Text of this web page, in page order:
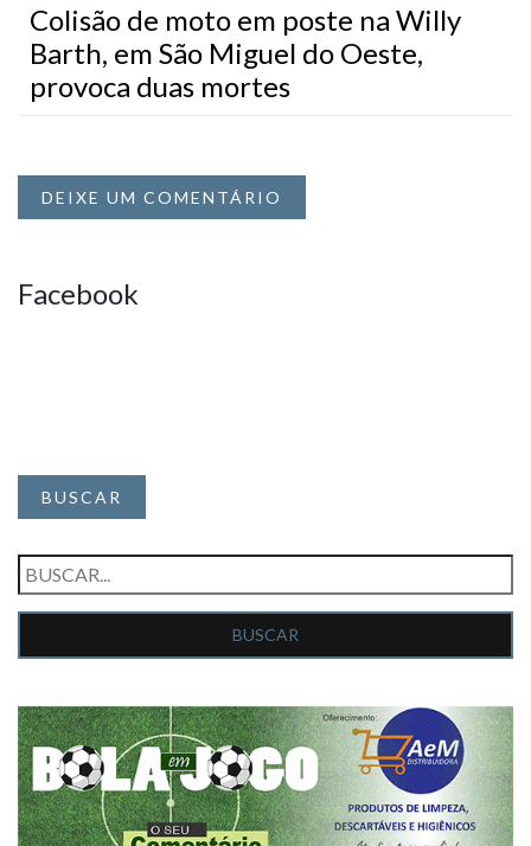
Colisão de moto em poste na Willy
Barth, em São Miguel do Oeste,
provoca duas mortes
DEIXE UM COMENTÁRIO
Facebook
BUSCAR